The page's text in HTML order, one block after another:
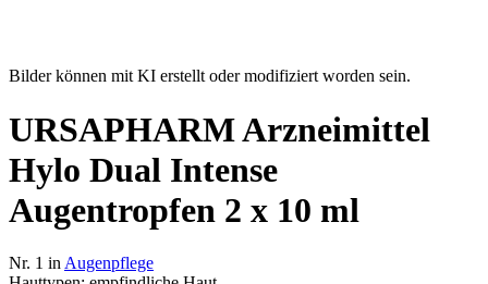
Bilder können mit KI erstellt oder modifiziert worden sein.
URSAPHARM Arzneimittel
Hylo Dual Intense
Augentropfen 2 x 10 ml
Nr. 1 in Augenpflege